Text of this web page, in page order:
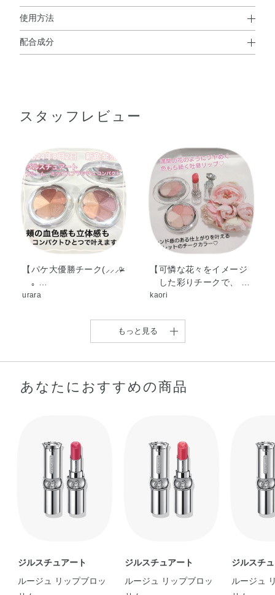
使用方法
使用方法
-How to Makeup-
配合成分
ジメチコン／ビニルジフェニルジメチコン／シルセスキオ
ンズ核油・トコフェロール・ラベンダー油・ローズマリー
葉エキス・DPG・（PEG－15／ラウリルジメチコン）クロ
スポリマー・アミノプロピルトリエトキシシラン・イソド
デカン・クエン酸Na・クオタニウム－18ヘクトライト・ジ
メチコノール・ジメチコン・スクワラン・トリエチルヘキ
サノイン・合成ワックス・酸化スズ・水酸化Al・水添レシ
チン・クロルフェネシン・グンジョウ・マイカ・酸化チタ
ン・酸化亜鉛・酸化鉄・黄4・赤202・赤226
スタッフレビュー
【パケ大優勝チーク(⸝⸝⸝ᵒ̴̶̷
｡ …
urara
【可憐な花々をイメージ
した彩りチークで、 …
kaori
【春のやわらかオレンジ
『これを使用すれば褒め
もっと見る
あなたにおすすめの商品
ジルスチュアート
ルージュ リップブロッ
ジルスチュアート
ルージュ リップブロッ
ジルスチ
ルージュ